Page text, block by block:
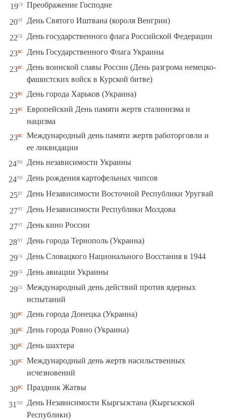
19ср Преображение Господне
20чт День Святого Иштвана (короля Венгрии)
22сб День государственного флага Российской Федерации
23вс День Государственного Флага Украины
23вс
День воинской славы России (День разгрома немецко-
фашистских войск в Курской битве)
23вс День города Харьков (Украина)
23вс Европейский День памяти жертв сталинизма и
нацизма
23вс Международный день памяти жертв работорговли и
ее ликвидации
24пн День независимости Украины
24пн День рождения картофельных чипсов
25вт День Независимости Восточной Республики Уругвай
27чт День Независимости Республики Молдова
27чт День кино России
28пт День города Тернополь (Украина)
29сб День Словацкого Национального Восстания в 1944
29сб День авиации Украины
29сб
Международный день действий против ядерных
испытаний
30вс День города Донецка (Украина)
30вс День города Ровно (Украина)
30вс День шахтера
30вс Международный день жертв насильственных
исчезновений
30вс Праздник Жатвы
31 пн
День Независимости Кыргызстана (Кыргызской
Республики)